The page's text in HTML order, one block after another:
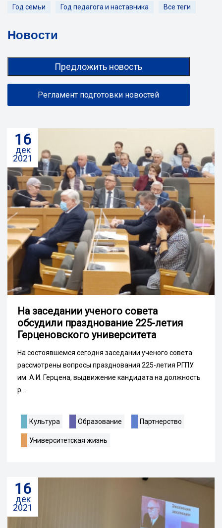
Год семьи Год педагога и наставника Все теги
Новости
16
дек
2021
На заседании ученого совета
обсудили празднование 225-летия
Герценовского университета
На состоявшемся сегодня заседании ученого совета
рассмотрены вопросы празднования 225-летия РГПУ
им. А.И. Герцена, выдвижение кандидата на должность
р...
Культура Образование Партнерство
Университетская жизнь
Предложить новость
Регламент подготовки новостей
16
дек
2021